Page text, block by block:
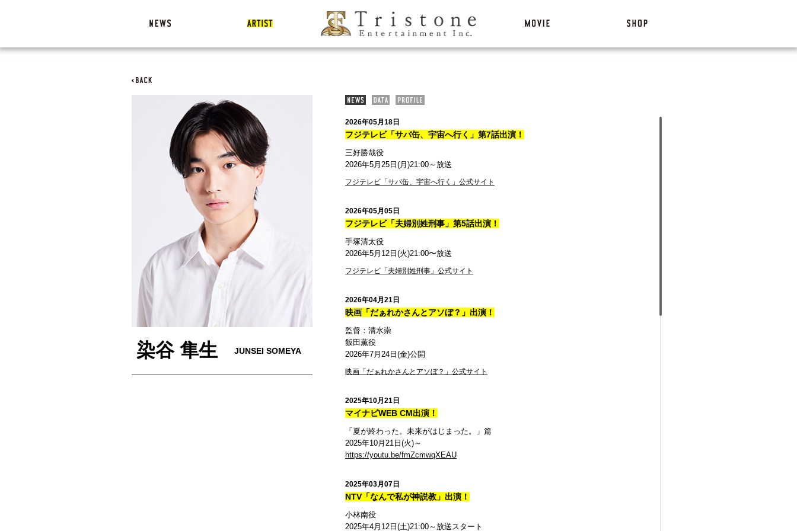
染谷 隼生 JUNSEI SOMEYA
2026年05月18日
フジテレビ「サバ缶、宇宙へ行く」第7話出演！
三好勝哉役
2026年5月25日(月)21:00～放送
フジテレビ「サバ缶、宇宙へ行く」公式サイト
2026年05月05日
フジテレビ「夫婦別姓刑事」第5話出演！
手塚清太役
2026年5月12日(火)21:00〜放送
フジテレビ「夫婦別姓刑事」公式サイト
2026年04月21日
映画「だぁれかさんとアソぼ？」出演！
監督：清水崇
飯田薫役
2026年7月24日(金)公開
映画「だぁれかさんとアソぼ？」公式サイト
2025年10月21日
マイナビWEB CM出演！
「夏が終わった。未来がはじまった。」篇
2025年10月21日(火)～
https://youtu.be/fmZcmwqXEAU
2025年03月07日
NTV「なんで私が神説教」出演！
小林南役
2025年4月12日(土)21:00～放送スタート